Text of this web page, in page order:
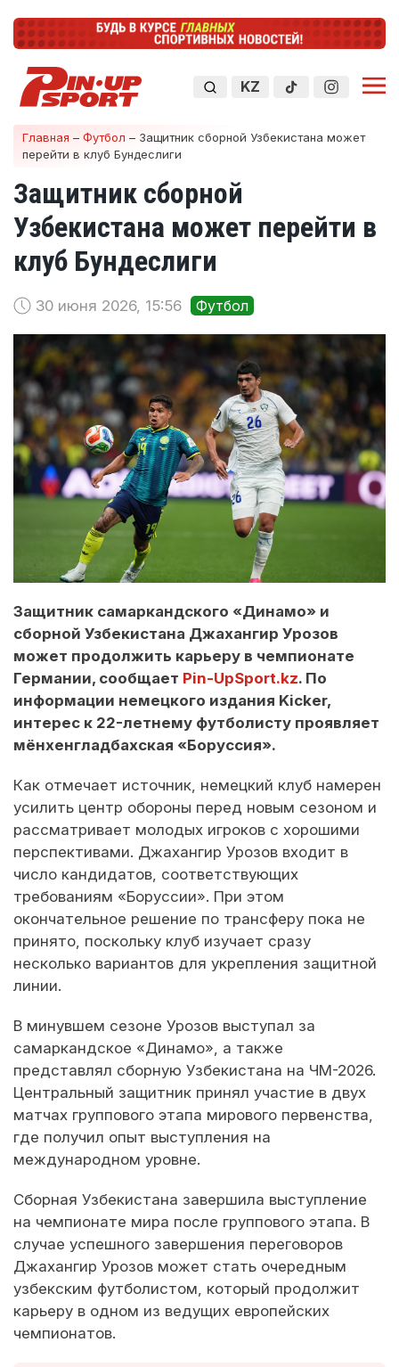
KZ
Главная – Футбол – Защитник сборной Узбекистана может
перейти в клуб Бундеслиги
Защитник сборной
Узбекистана может перейти в
клуб Бундеслиги
30 июня 2026, 15:56 Футбол
Защитник самаркандского «Динамо» и
сборной Узбекистана Джахангир Урозов
может продолжить карьеру в чемпионате
Германии, сообщает Pin-UpSport.kz. По
информации немецкого издания Kicker,
интерес к 22-летнему футболисту проявляет
мёнхенгладбахская «Боруссия».
Как отмечает источник, немецкий клуб намерен
усилить центр обороны перед новым сезоном и
рассматривает молодых игроков с хорошими
перспективами. Джахангир Урозов входит в
число кандидатов, соответствующих
требованиям «Боруссии». При этом
окончательное решение по трансферу пока не
принято, поскольку клуб изучает сразу
несколько вариантов для укрепления защитной
линии.
В минувшем сезоне Урозов выступал за
самаркандское «Динамо», а также
представлял сборную Узбекистана на ЧМ-2026.
Центральный защитник принял участие в двух
матчах группового этапа мирового первенства,
где получил опыт выступления на
международном уровне.
Сборная Узбекистана завершила выступление
на чемпионате мира после группового этапа. В
случае успешного завершения переговоров
Джахангир Урозов может стать очередным
узбекским футболистом, который продолжит
карьеру в одном из ведущих европейских
чемпионатов.